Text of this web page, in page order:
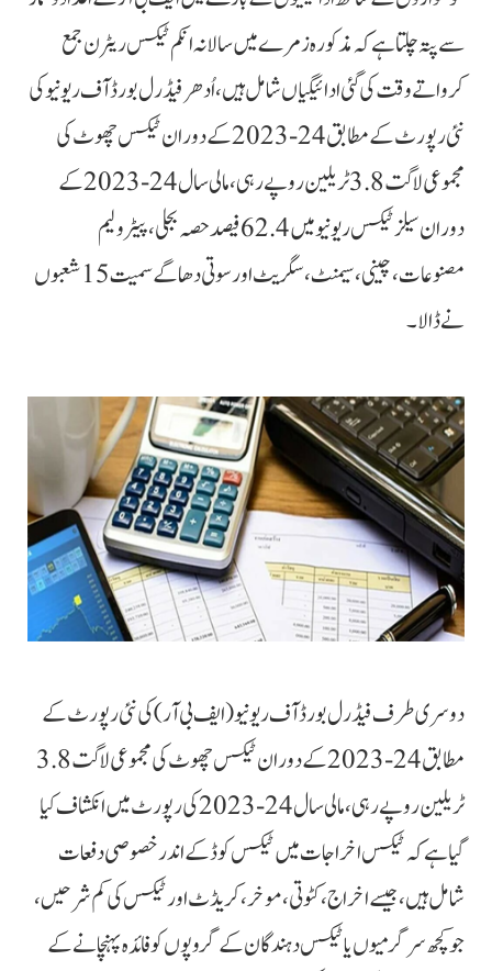
سے پتہ چلتا ہے کہ مذکورہ زمرے میں سالانہ انکم ٹیکس ریٹرن جمع
کرواتے وقت کی گئی ادائیگیاں شامل ہیں، اُدھر فیڈرل بورڈ آف ریونیو کی
نئی رپورٹ کے مطابق 24-2023 کے دوران ٹیکس چھوٹ کی
مجموعی لاگت 3.8 ٹریلین روپے رہی، مالی سال 24-2023 کے
دوران سیلز ٹیکس ریونیو میں 62.4 فیصد حصہ بجلی، پیٹرولیم
مصنوعات، چینی، سیمنٹ، سگریٹ اور سوتی دھاگے سمیت 15 شعبوں
نے ڈالا۔
دوسری طرف فیڈرل بورڈ آف ریونیو (ایف بی آر) کی نئی رپورٹ کے
مطابق 24-2023 کے دوران ٹیکس چھوٹ کی مجموعی لاگت 3.8
ٹریلین روپے رہی، مالی سال 24-2023 کی رپورٹ میں انکشاف کیا
گیا ہے کہ ٹیکس اخراجات میں ٹیکس کوڈ کے اندر خصوصی دفعات
شامل ہیں، جیسے اخراج، کٹوتی، موخر، کریڈٹ اور ٹیکس کی کم شرحیں،
جو کچھ سرگرمیوں یا ٹیکس دہندگان کے گروپوں کو فائدہ پہنچانے کے